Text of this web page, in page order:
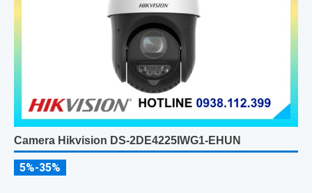
Camera Hikvision DS-2DE4225IWG1-EHUN
5%-35%